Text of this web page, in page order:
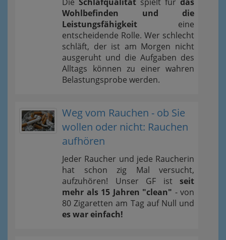
Wohlbefinden und die
Leistungsfähigkeit eine
entscheidende Rolle. Wer schlecht
schläft, der ist am Morgen nicht
ausgeruht und die Aufgaben des
Alltags können zu einer wahren
Belastungsprobe werden.
Weg vom Rauchen - ob Sie
wollen oder nicht: Rauchen
aufhören
Jeder Raucher und jede Raucherin
hat schon zig Mal versucht,
aufzuhören! Unser GF ist seit
mehr als 15 Jahren "clean" - von
80 Zigaretten am Tag auf Null und
es war einfach!